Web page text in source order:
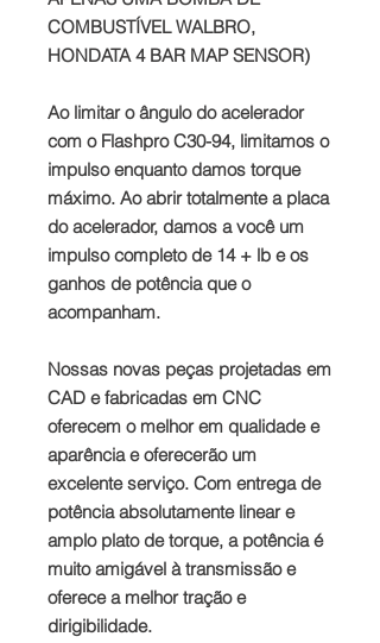
COMBUSTÍVEL WALBRO,
HONDATA 4 BAR MAP SENSOR)
Ao limitar o ângulo do acelerador
com o Flashpro C30-94, limitamos o
impulso enquanto damos torque
máximo. Ao abrir totalmente a placa
do acelerador, damos a você um
impulso completo de 14 + lb e os
ganhos de potência que o
acompanham.
Nossas novas peças projetadas em
CAD e fabricadas em CNC
oferecem o melhor em qualidade e
aparência e oferecerão um
excelente serviço. Com entrega de
potência absolutamente linear e
amplo plato de torque, a potência é
muito amigável à transmissão e
oferece a melhor tração e
dirigibilidade.